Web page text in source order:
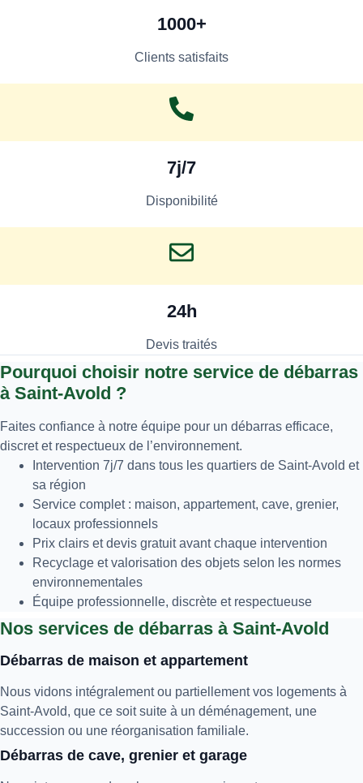
1000+
Clients satisfaits
7j/7
Disponibilité
24h
Devis traités
Pourquoi choisir notre service de débarras
à Saint-Avold ?
Faites confiance à notre équipe pour un débarras efficace,
discret et respectueux de l’environnement.
Intervention 7j/7 dans tous les quartiers de Saint-Avold et
sa région
Service complet : maison, appartement, cave, grenier,
locaux professionnels
Prix clairs et devis gratuit avant chaque intervention
Recyclage et valorisation des objets selon les normes
environnementales
Équipe professionnelle, discrète et respectueuse
Nos services de débarras à Saint-Avold
Débarras de maison et appartement
Nous vidons intégralement ou partiellement vos logements à
Saint-Avold, que ce soit suite à un déménagement, une
succession ou une réorganisation familiale.
Débarras de cave, grenier et garage